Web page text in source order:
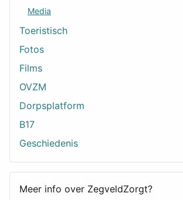
Media
Toeristisch
Fotos
Films
OVZM
Dorpsplatform
B17
Geschiedenis
Meer info over ZegveldZorgt?